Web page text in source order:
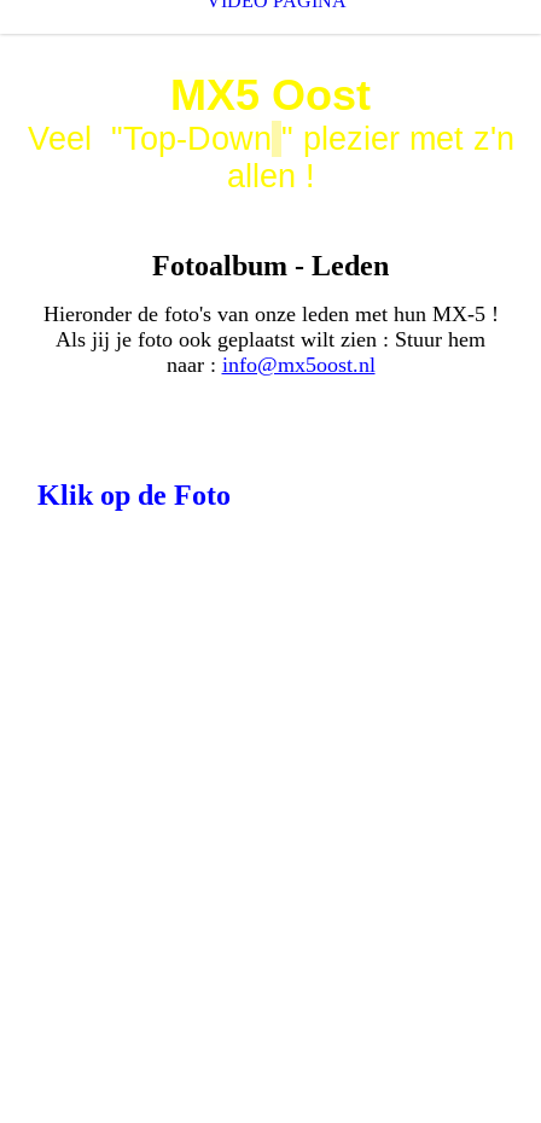
MX5 Oost
Veel "Top-Down " plezier met z'n
allen !
Fotoalbum - Leden
Hieronder de foto's van onze leden met hun MX-5 !
Als jij je foto ook geplaatst wilt zien : Stuur hem
naar : info@mx5oost.nl
Klik op de Foto